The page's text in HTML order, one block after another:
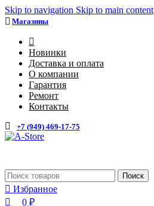
Skip to navigation Skip to main content
Магазины
Новинки
Доставка и оплата
О компании
Гарантия
Ремонт
Контакты
+7 (949) 469-17-75
Поиск
Избранное
0 ₽